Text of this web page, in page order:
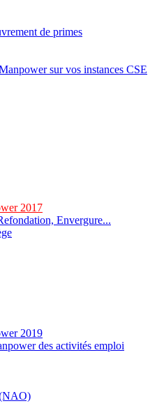
de primes
sur vos instances CSE
2017
Envergure...
2019
des activités emploi